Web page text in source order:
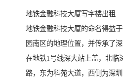
地铁金融科技大厦写字楼出租
地铁金融科技大厦的命名得益
园南区的地理位置，并传承了
在地铁1号线深大站上盖，北临
路，东为科苑大道，西侧为深